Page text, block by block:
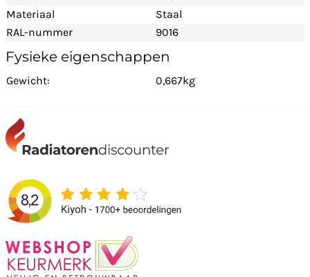
Materiaal
Staal
RAL-nummer
9016
Fysieke eigenschappen
Gewicht: 0,667kg